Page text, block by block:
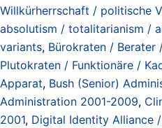
Willkürherrschaft / politische
absolutism / totalitarianism /
variants, Bürokraten /
Plutokraten / Funktionäre /
Apparat, Bush (Senior)
Administration 2001-2009,
2001, Digital Identity Alliance